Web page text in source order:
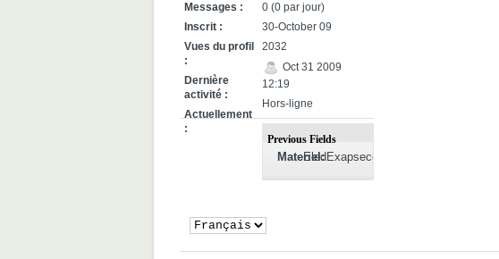
Messages :
0 (0 par jour)
Inscrit :
30-October 09
Vues du profil
:
2032
Dernière
activité :
Oct 31 2009
12:19
Actuellement
:
Hors-ligne
Previous Fields
Materiel:EledExapsecoop